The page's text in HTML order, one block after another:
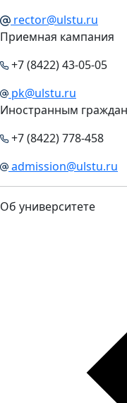
rector@ulstu.ru
Приемная кампания
+7 (8422) 43-05-05
pk@ulstu.ru
Иностранным
+7 (8422) 778-458
admission@ulstu.ru
Об университете